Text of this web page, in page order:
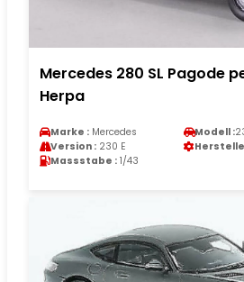
Mercedes 280 SL Pagode
Herpa
Marke : Mercedes Modell :
Version : 230 E
Massstabe : 1/43